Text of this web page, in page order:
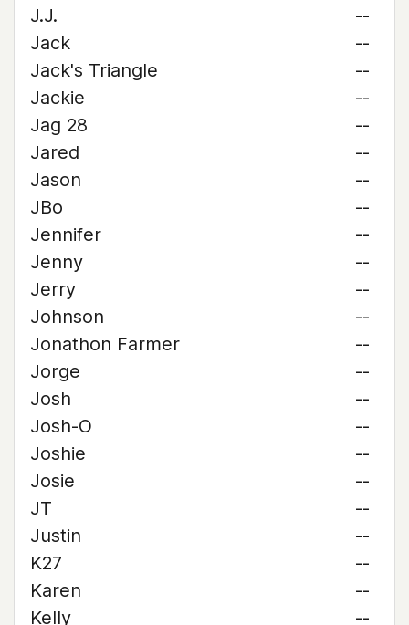
J.J.
--
Jack
--
Jack's Triangle
--
Jackie
--
Jag 28
--
Jared
--
Jason
--
JBo
--
Jennifer
--
Jenny
--
Jerry
--
Johnson
--
Jonathon Farmer
--
Jorge
--
Josh
--
Josh-O
--
Joshie
--
Josie
--
JT
--
Justin
--
K27
--
Karen
--
Kelly
--